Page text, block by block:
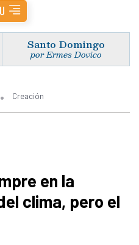
Santo Domingo
por Ermes Dovico
Creación
en la
clima, pero el